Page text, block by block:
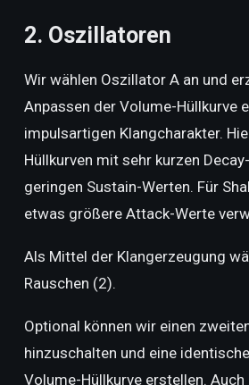
2. Oszillatoren
Wir wählen Oszillator A an und
Anpassen der Volume-Hüllkurve
impulsartigen Klangcharakter.
Hüllkurven mit sehr kurzen
geringen Sustain-Werten. Für
etwas größere Attack-Werte
Als Mittel der Klangerzeugung
Rauschen (2).
Optional können wir einen
hinzuschalten und eine
Volume-Hüllkurve erstellen.